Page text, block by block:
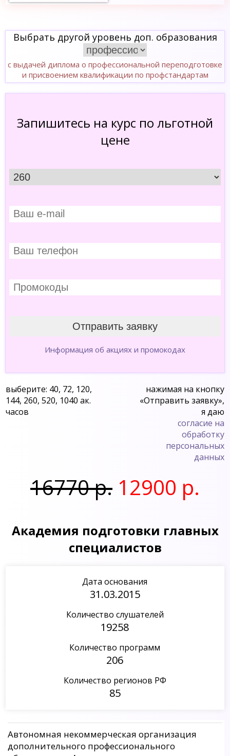
Выбрать другой уровень доп. образования
с выдачей диплома о профессиональной переподготовке
и присвоением квалификации по профстандартам
Запишитесь на курс по льготной
цене
Информация об акциях и промокодах
выберите: 40, 72, 120,
144, 260, 520, 1040 ак.
часов
нажимая на кнопку
«Отправить заявку»,
я даю
согласие на
обработку
персональных
данных
16770 р. 12900 р.
Академия подготовки главных
специалистов
Дата основания
31.03.2015
Количество слушателей
19258
Количество программ
206
Количество регионов РФ
85
Автономная некоммерческая организация
дополнительного профессионального